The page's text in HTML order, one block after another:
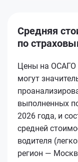
Средняя
по
Цены на ОСАГО
могут
выполненных
2026 года, и
средней
водителя
регион —